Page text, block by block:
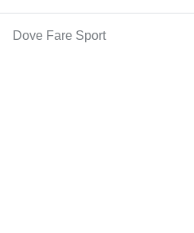
Dove Fare Sport